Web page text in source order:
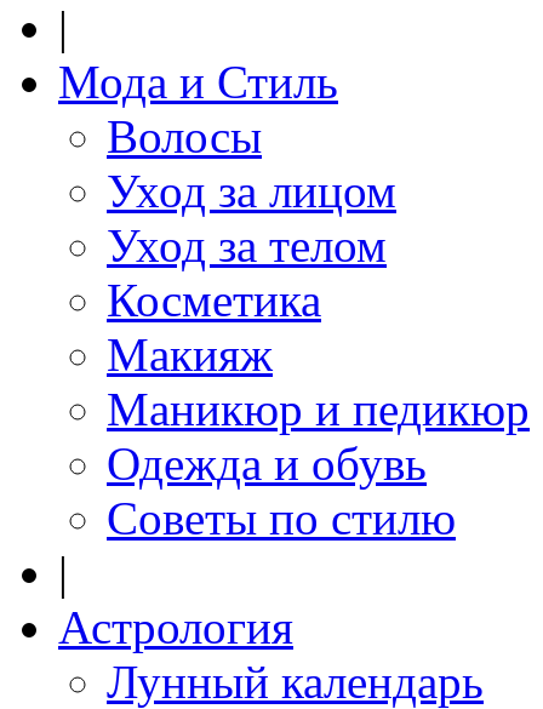
|
Мода и Стиль
Волосы
Уход за лицом
Уход за телом
Косметика
Макияж
Маникюр и педикюр
Одежда и обувь
Советы по стилю
|
Астрология
Лунный календарь